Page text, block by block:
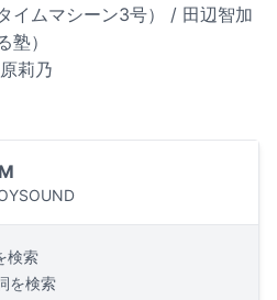
イムマシーン3号） / 田辺智加
塾）
莉乃
検索
を検索